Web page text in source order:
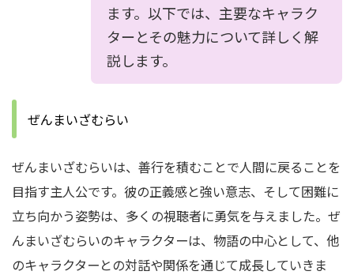
ます。以下では、主要なキャラク
ターとその魅力について詳しく解
説します。
ぜんまいざむらい
ぜんまいざむらいは、善行を積むことで人間に戻ることを
目指す主人公です。 彼の正義感と強い意志、そして困難に
立ち向かう姿勢は、多くの視聴者に勇気を与えました。 ぜ
んまいざむらいのキャラクターは、物語の中心として、他
のキャラクターとの対話や関係を通じて成長していきま